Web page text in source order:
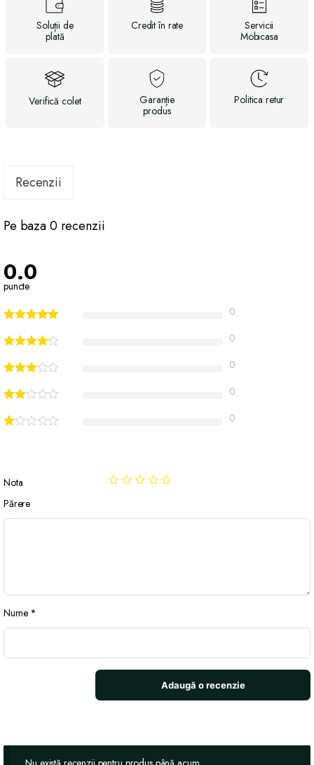
Soluții de
plată
Creditîn rate
Servicii
Mobicasa
Verificăcolet
Garanție
produs
Politicaretur
Recenzii
Pe baza 0 recenzii
0.0
puncte
0
0
0
0
0
Nota
Părere
Nume *